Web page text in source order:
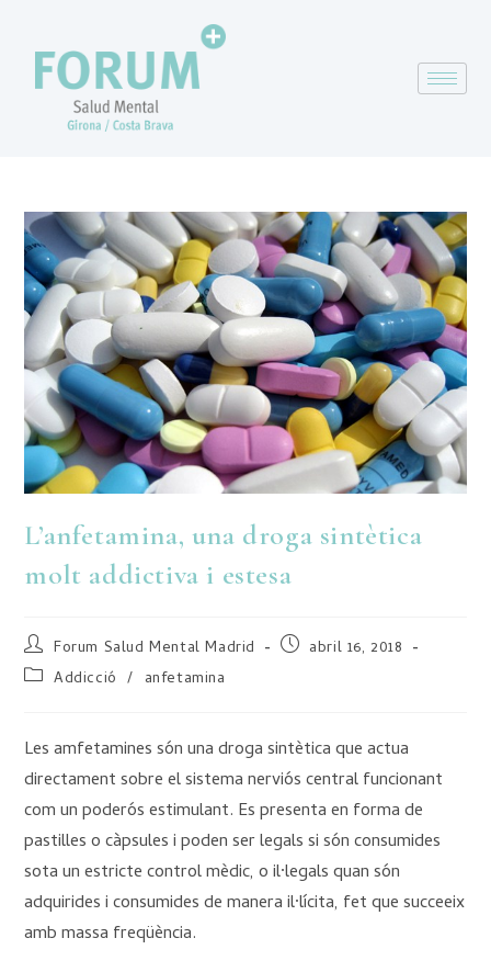
L’anfetamina, una droga sintètica
molt addictiva i estesa
Forum Salud Mental Madrid
abril 16, 2018
Addicció / anfetamina
Les amfetamines són una droga sintètica que actua
directament sobre el sistema nerviós central funcionant
com un poderós estimulant. Es presenta en forma de
pastilles o càpsules i poden ser legals si són consumides
sota un estricte control mèdic, o il·legals quan són
adquirides i consumides de manera il·lícita, fet que succeeix
amb massa freqüència.